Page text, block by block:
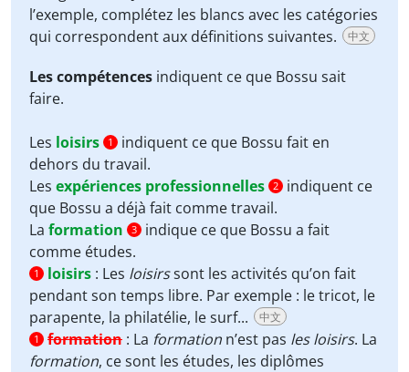
l’exemple, complétez les blancs avec les catégories
qui correspondent aux définitions suivantes.
中文
Les compétences indiquent ce que Bossu sait
faire.
Les loisirs 1
indiquent ce que Bossu fait en
dehors du travail.
Les expériences professionnelles 2
indiquent ce
que Bossu a déjà fait comme travail.
La formation 3
indique ce que Bossu a fait
comme études.
1 loisirs : Les loisirssont les activités qu’on fait
pendant son temps libre. Par exemple : le tricot, le
parapente, la philatélie, le surf...
中文
1 formation : La formation n’est pas les loisirs. La
formation, ce sont les études, les diplômes